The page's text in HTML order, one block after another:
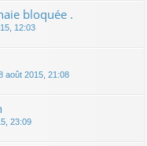
bloquée .
12:03
août 2015, 21:08
23:09